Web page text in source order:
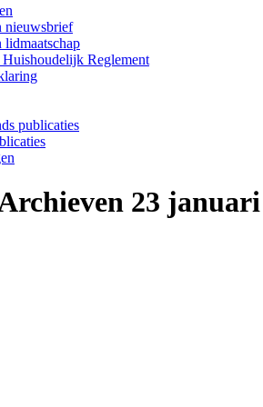
nieuwsbrief
lidmaatschap
Huishoudelijk Reglement
publicaties
23 januari